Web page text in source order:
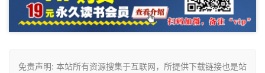
免责声明: 本站所有资源搜集于互联网，所提供下载链接也是站